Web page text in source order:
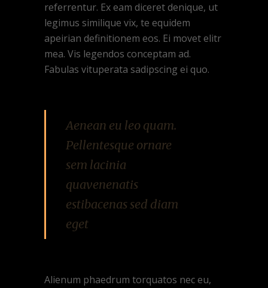
referrentur. Ex eam diceret denique, ut
legimus similique vix, te equidem
apeirian definitionem eos. Ei movet elitr
mea. Vis legendos conceptam ad.
Fabulas vituperata sadipscing ei quo.
Aenean eu leo quam.
Pellentesque ornare
sem lacinia
quavenenatis
estibacenas sed diam
eget
Alienum phaedrum torquatos nec eu,